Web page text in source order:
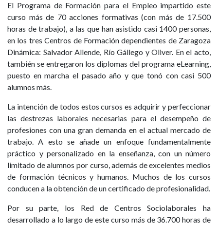
El Programa de Formación para el Empleo impartido este
curso más de 70 acciones formativas (con más de 17.500
horas de trabajo), a las que han asistido casi 1400 personas,
en los tres Centros de Formación dependientes de Zaragoza
Dinámica: Salvador Allende, Río Gállego y Oliver. En el acto,
también se entregaron los diplomas del programa eLearning,
puesto en marcha el pasado año y que tonó con casi 500
alumnos más.
La intención de todos estos cursos es adquirir y perfeccionar
las destrezas laborales necesarias para el desempeño de
profesiones con una gran demanda en el actual mercado de
trabajo. A esto se añade un enfoque fundamentalmente
práctico y personalizado en la enseñanza, con un número
limitado de alumnos por curso, además de excelentes medios
de formación técnicos y humanos. Muchos de los cursos
conducen a la obtención de un certificado de profesionalidad.
Por su parte, los Red de Centros Sociolaborales ha
desarrollado a lo largo de este curso más de 36.700 horas de